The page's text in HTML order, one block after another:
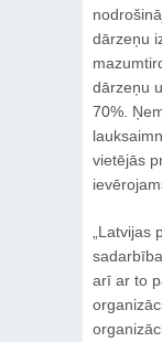
dārzeņu
dārzeņu
70%.
vietējās
arī ar to